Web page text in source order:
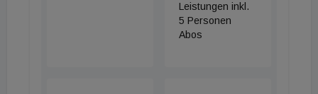
Leistungen inkl.
5 Personen
Abos